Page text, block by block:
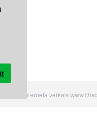
Interneta veikals